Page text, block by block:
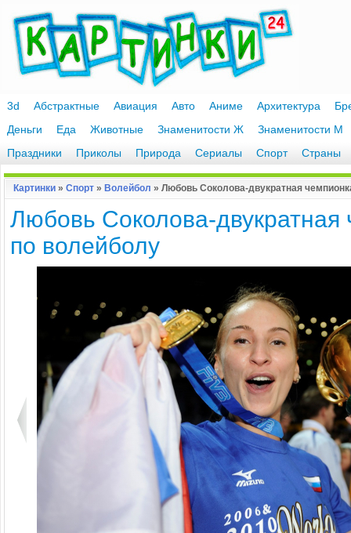
3d Абстрактные Авиация Авто Аниме Архитектура
Деньги
Еда Животные Знаменитости Ж
Знаменитости М
Праздники
Приколы Природа Сериалы Спорт Страны
Картинки » Спорт » Волейбол » Любовь Соколова-двукратная
Любовь Соколова-
по волейболу